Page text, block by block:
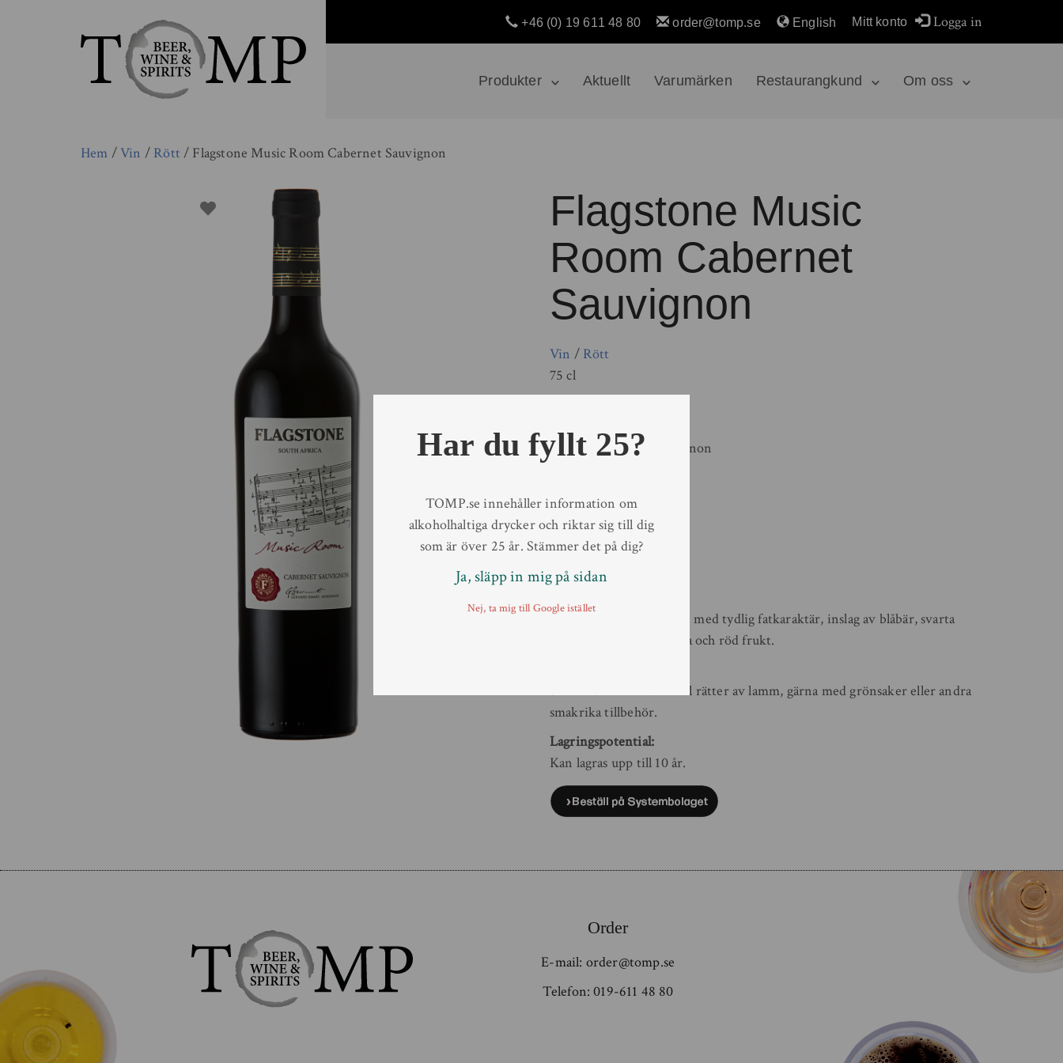
Produkter Aktuellt Varumärken Restaurangkund Om oss
+46 (0) 19 611 48 80 order@tomp.se English Mitt konto Logga in
Hem /Vin / Rött / Flagstone Music Room Cabernet Sauvignon
Flagstone Music
Room Cabernet
Sauvignon
Vin / Rött
75 cl
Druva Cabernet sauvignon
Volym 75 cl
Land Sydafrika
Region
Cape Coast
Sockerhalt
Fylligt och nyanserat vin med tydlig fatkaraktär, inslag av blåbär, svarta
vinbär, plommon, mynta och röd frukt.
Serveras vid 16–18 °C till rätter av lamm, gärna med grönsaker eller andra
smakrika tillbehör.
Lagringspotential:
Kan lagras upp till 10 år.
Order
E-mail: order@tomp.se
Telefon:019-611 48 80
Har du fyllt 25?
TOMP.se innehåller information om
alkoholhaltiga drycker och riktar sig till dig
som är över 25 år. Stämmer det på dig?
Ja, släpp in mig på sidan
Nej, ta mig till Google istället